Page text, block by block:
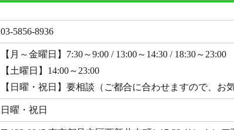
03-5856-8936
【月～金曜日】7:30～9:00 / 13:00～14:30 / 18:30～23:00
【土曜日】14:00～23:00
【日曜・祝日】要相談（ご都合に合わせますので、お
日曜・祝日